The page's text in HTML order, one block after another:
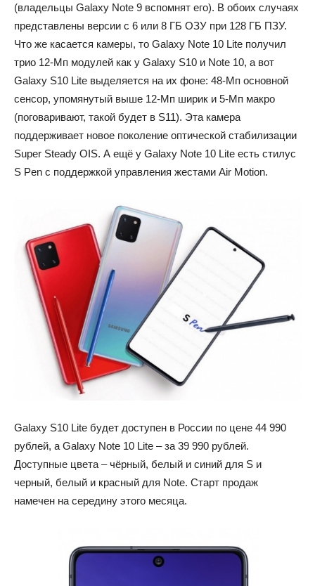
(владельцы Galaxy Note 9 вспомнят его). В обоих случаях
представлены версии с 6 или 8 ГБ ОЗУ при 128 ГБ ПЗУ.
Что же касается камеры, то Galaxy Note 10 Lite получил
трио 12-Мп модулей как у Galaxy S10 и Note 10, а вот
Galaxy S10 Lite выделяется на их фоне: 48-Мп основной
сенсор, упомянутый выше 12-Мп ширик и 5-Мп макро
(поговаривают, такой будет в S11). Эта камера
поддерживает новое поколение оптической стабилизации
Super Steady OIS. А ещё у Galaxy Note 10 Lite есть стилус
S Pen с поддержкой управления жестами Air Motion.
Galaxy S10 Lite будет доступен в России по цене 44 990
рублей, а Galaxy Note 10 Lite – за 39 990 рублей.
Доступные цвета – чёрный, белый и синий для S и
черный, белый и красный для Note. Старт продаж
намечен на середину этого месяца.